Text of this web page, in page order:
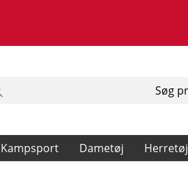
Kampsport Dametøj Herretøj